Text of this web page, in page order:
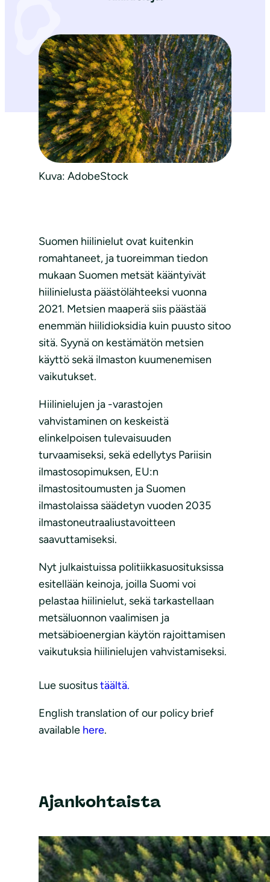
Kuva: AdobeStock
Suomen hiilinielut ovat kuitenkin
romahtaneet, ja tuoreimman tiedon
mukaan Suomen metsät kääntyivät
hiilinielusta päästölähteeksi vuonna
2021. Metsien maaperä siis päästää
enemmän hiilidioksidia kuin puusto sitoo
sitä. Syynä on kestämätön metsien
käyttö sekä ilmaston kuumenemisen
vaikutukset.
Hiilinielujen ja -varastojen
vahvistaminen on keskeistä
elinkelpoisen tulevaisuuden
turvaamiseksi, sekä edellytys Pariisin
ilmastosopimuksen, EU:n
ilmastositoumusten ja Suomen
ilmastolaissa säädetyn vuoden 2035
ilmastoneutraaliustavoitteen
saavuttamiseksi.
Nyt julkaistuissa politiikkasuosituksissa
esitellään keinoja, joilla Suomi voi
pelastaa hiilinielut, sekä tarkastellaan
metsäluonnon vaalimisen ja
metsäbioenergian käytön rajoittamisen
vaikutuksia hiilinielujen vahvistamiseksi.
Lue suositustäältä.
English translation of our policy brief
available here.
Ajankohtaista